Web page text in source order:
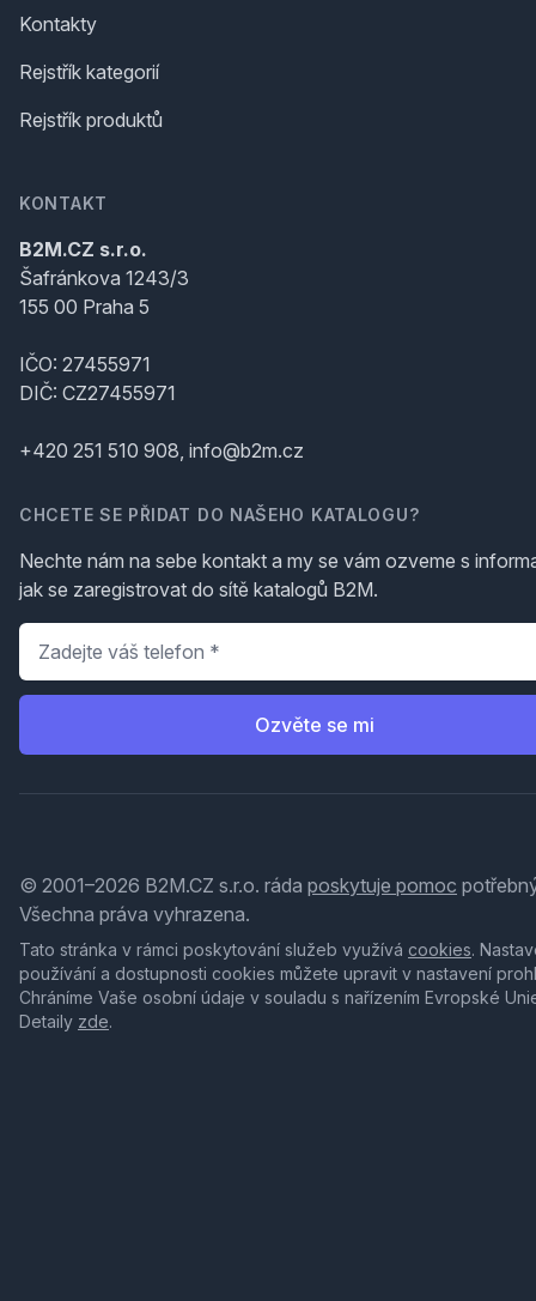
Kontakty
Rejstřík kategorií
Rejstřík produktů
KONTAKT
B2M.CZ s.r.o.
Šafránkova 1243/3
155 00 Praha 5
IČO: 27455971
DIČ: CZ27455971
+420 251 510 908, info@b2m.cz
CHCETE SE PŘIDAT DO NAŠEHO KATALOGU?
Nechte nám na sebe kontakt a my se vám ozveme s
jak se zaregistrovat do sítě katalogů B2M.
Telefon
Ozvěte se mi
© 2001–2026 B2M.CZ s.r.o. ráda poskytuje pomoc
Všechna práva vyhrazena.
Tato stránka v rámci poskytování služeb využívá cookies.
používání a dostupnosti cookies můžete upravit v nastavení
Chráníme Vaše osobní údaje v souladu s nařízením Evropské
Detaily zde.